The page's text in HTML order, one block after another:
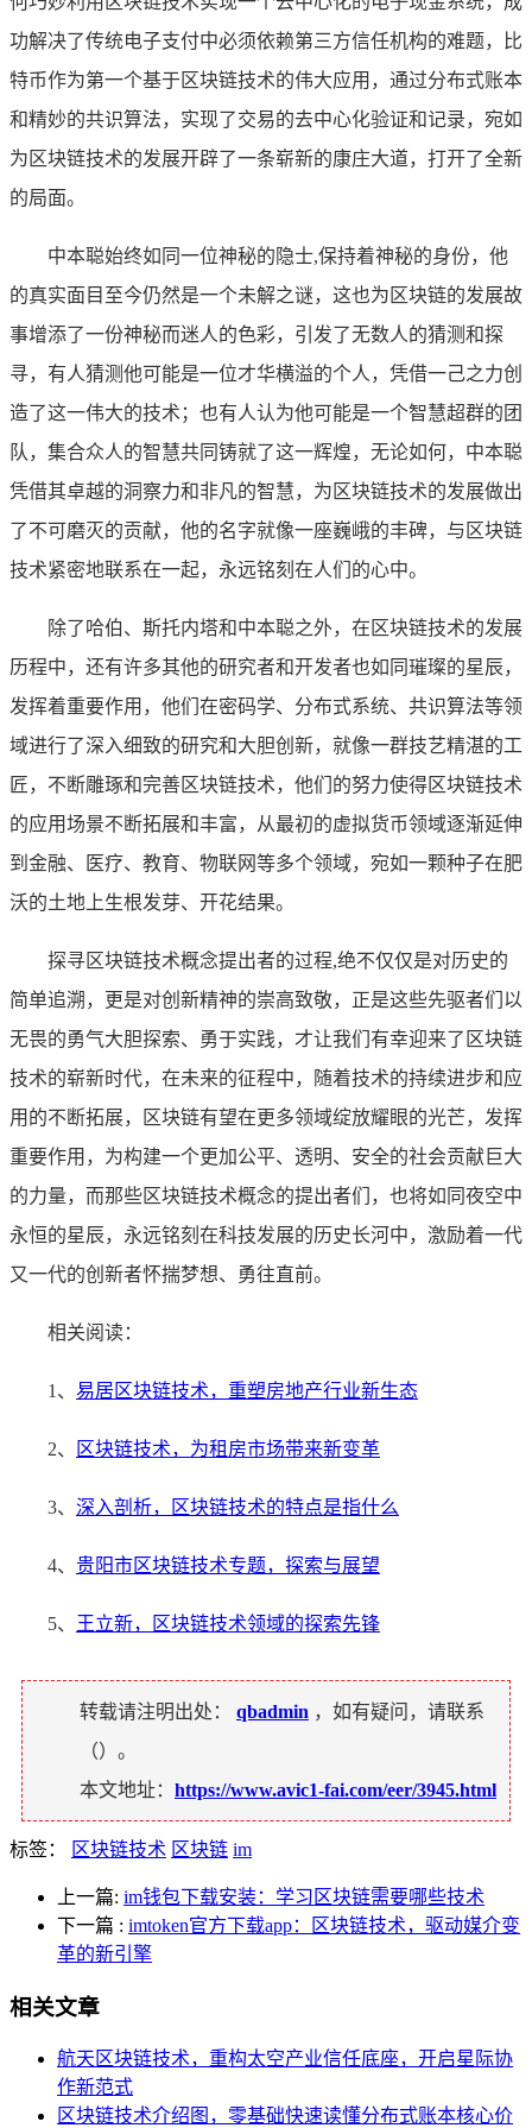
功解决了传统电子支付中必须依赖第三方信任机构的难题，比
特币作为第一个基于区块链技术的伟大应用，通过分布式账本
和精妙的共识算法，实现了交易的去中心化验证和记录，宛如
为区块链技术的发展开辟了一条崭新的康庄大道，打开了全新
的局面。
中本聪始终如同一位神秘的隐士,保持着神秘的身份，他
的真实面目至今仍然是一个未解之谜，这也为区块链的发展故
事增添了一份神秘而迷人的色彩，引发了无数人的猜测和探
寻，有人猜测他可能是一位才华横溢的个人，凭借一己之力创
造了这一伟大的技术；也有人认为他可能是一个智慧超群的团
队，集合众人的智慧共同铸就了这一辉煌，无论如何，中本聪
凭借其卓越的洞察力和非凡的智慧，为区块链技术的发展做出
了不可磨灭的贡献，他的名字就像一座巍峨的丰碑，与区块链
技术紧密地联系在一起，永远铭刻在人们的心中。
除了哈伯、斯托内塔和中本聪之外，在区块链技术的发展
历程中，还有许多其他的研究者和开发者也如同璀璨的星辰，
发挥着重要作用，他们在密码学、分布式系统、共识算法等领
域进行了深入细致的研究和大胆创新，就像一群技艺精湛的工
匠，不断雕琢和完善区块链技术，他们的努力使得区块链技术
的应用场景不断拓展和丰富，从最初的虚拟货币领域逐渐延伸
到金融、医疗、教育、物联网等多个领域，宛如一颗种子在肥
沃的土地上生根发芽、开花结果。
探寻区块链技术概念提出者的过程,绝不仅仅是对历史的
简单追溯，更是对创新精神的崇高致敬，正是这些先驱者们以
无畏的勇气大胆探索、勇于实践，才让我们有幸迎来了区块链
技术的崭新时代，在未来的征程中，随着技术的持续进步和应
用的不断拓展，区块链有望在更多领域绽放耀眼的光芒，发挥
重要作用，为构建一个更加公平、透明、安全的社会贡献巨大
的力量，而那些区块链技术概念的提出者们，也将如同夜空中
永恒的星辰，永远铭刻在科技发展的历史长河中，激励着一代
又一代的创新者怀揣梦想、勇往直前。
相关阅读：
1、 易居区块链技术，重塑房地产行业新生态
2、 区块链技术，为租房市场带来新变革
3、 深入剖析，区块链技术的特点是指什么
4、 贵阳市区块链技术专题，探索与展望
5、 王立新，区块链技术领域的探索先锋
转载请注明出处： qbadmin ，如有疑问，请联系
（）。
本文地址： https://www.avic1-fai.com/eer/3945.html
标签： 区块链技术 区块链 im
上一篇: im钱包下载安装：学习区块链需要哪些技术
下一篇 : imtoken官方下载app：区块链技术，驱动媒介变
革的新引擎
相关文章
航天区块链技术，重构太空产业信任底座，开启星际协
作新范式
区块链技术介绍图，零基础快速读懂分布式账本核心价